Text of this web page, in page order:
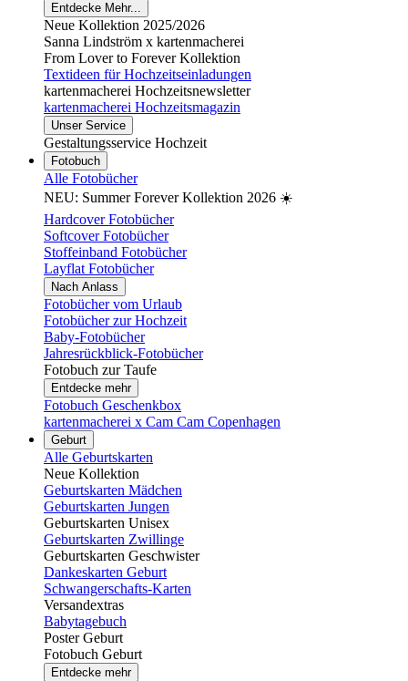
Entdecke Mehr...
Neue Kollektion 2025/2026
Sanna Lindström x kartenmacherei
From Lover to Forever Kollektion
Textideen für Hochzeitseinladungen
kartenmacherei Hochzeitsnewsletter
kartenmacherei Hochzeitsmagazin
Unser Service
Gestaltungsservice Hochzeit
Fotobuch
Alle Fotobücher
NEU: Summer Forever Kollektion 2026 ☀️
Hardcover Fotobücher
Softcover Fotobücher
Stoffeinband Fotobücher
Layflat Fotobücher
Nach Anlass
Fotobücher vom Urlaub
Fotobücher zur Hochzeit
Baby-Fotobücher
Jahresrückblick-Fotobücher
Fotobuch zur Taufe
Entdecke mehr
Fotobuch Geschenkbox
kartenmacherei x Cam Cam Copenhagen
Geburt
Alle Geburtskarten
Neue Kollektion
Geburtskarten Mädchen
Geburtskarten Jungen
Geburtskarten Unisex
Geburtskarten Zwillinge
Geburtskarten Geschwister
Dankeskarten Geburt
Schwangerschafts-Karten
Versandextras
Babytagebuch
Poster Geburt
Fotobuch Geburt
Entdecke mehr